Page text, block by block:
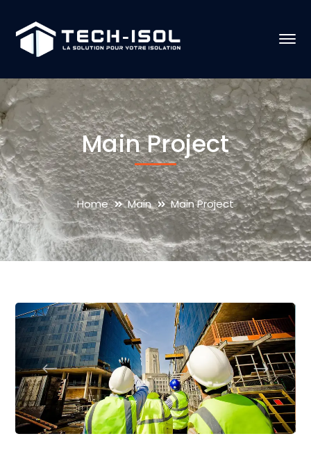
Main Project
Home Main Main Project